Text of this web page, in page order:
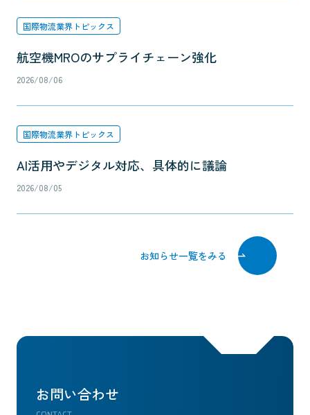
国際物流業界トピックス
航空機MROのサプライチェーン強化
2026/08/06
国際物流業界トピックス
AI活用やデジタル対応、具体的に議論
2026/08/05
お知らせ一覧をみる
お問い合わせ